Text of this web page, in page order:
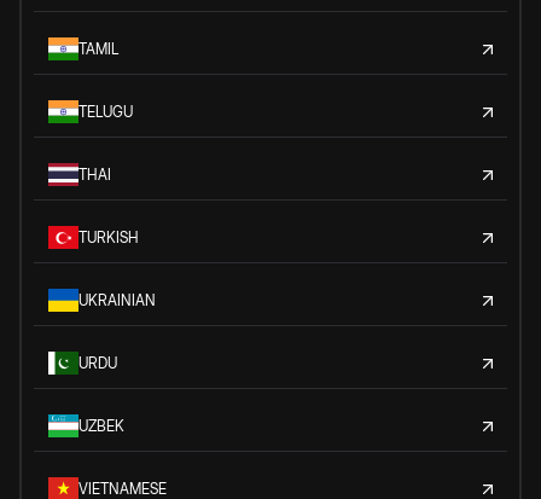
TAMIL
TELUGU
THAI
TURKISH
UKRAINIAN
URDU
UZBEK
VIETNAMESE